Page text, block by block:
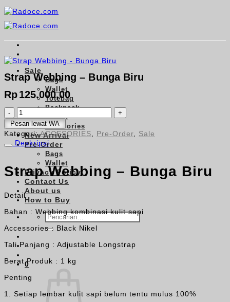
Skip
to
content
Sale
Bags
Wallet
Totebag
Backpack
Pouch
Accesories
New Arrival
Pre-Order
Bags
Wallet
Privacy Policy
Contact Us
About us
How to Buy
Pencarian
untuk:
0
Strap Webbing – Bunga Biru
Rp125.000,00
Kuantitas
Strap
Webbing
-
Bunga
Pesan lewat WA
Kategori:ACCESORIES, Pre-Order, Sale
Deskripsi
Strap Webbing – Bunga Biru
Detail
Bahan : Webbing kombinasi kulit sapi
Accessories : Black Nikel
Tali Panjang : Adjustable Longstrap
Berat Produk : 1 kg
Penting
1. Setiap lembar kulit sapi belum tentu mulus 100%